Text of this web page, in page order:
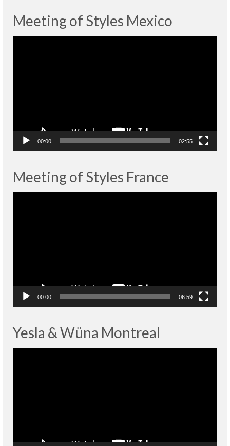
Meeting of Styles Mexico
00:00 02:55
Meeting of Styles France
00:00 06:59
Yesla & Wüna Montreal